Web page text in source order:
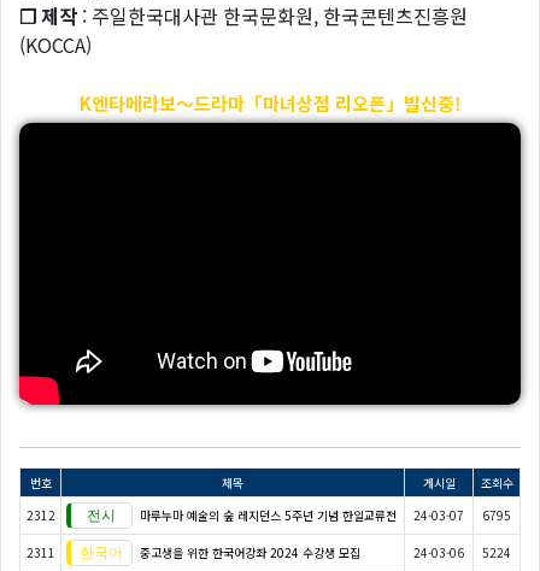
❐ 제작 : 주일한국대사관 한국문화원, 한국콘텐츠진흥원
(KOCCA)
K엔타메라보～드라마「마녀상점 리오픈」발신중!
번호 제목 게시일
조회수
2312
마루누마 예술의 숲 레지던스 5주년 기념 한일교류전 24-03-07 6795
2311 중고생을 위한 한국어강좌 2024 수강생 모집 24-03-06 5224